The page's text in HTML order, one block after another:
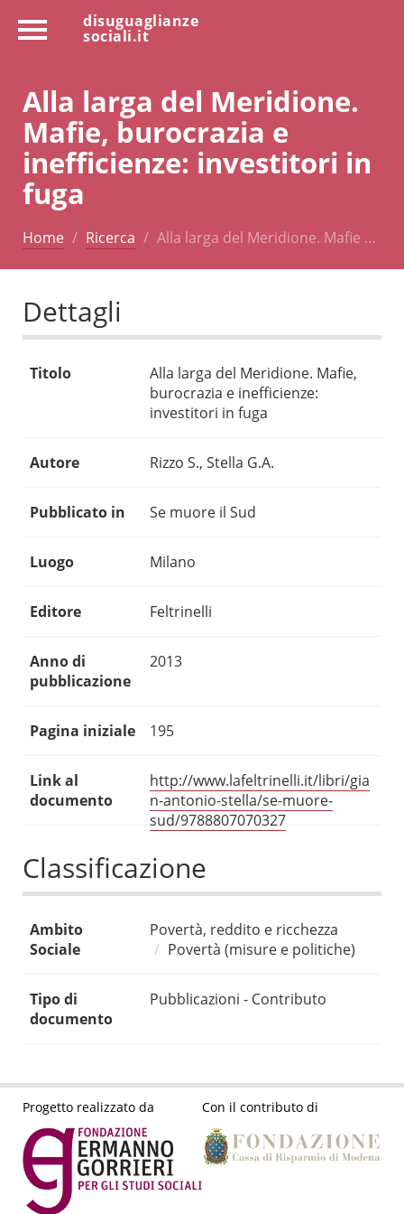
disuguaglianze
sociali.it
Alla larga del Meridione.
Mafie, burocrazia e
inefficienze: investitori in
fuga
Home Ricerca Alla larga del Meridione. Mafie …
Dettagli
Titolo
Alla larga del Meridione. Mafie,
burocrazia e inefficienze:
investitori in fuga
Autore Rizzo S., Stella G.A.
Pubblicato in Se muore il Sud
Luogo Milano
Editore Feltrinelli
Anno di
pubblicazione
2013
Pagina iniziale 195
Link al
documento
http://www.lafeltrinelli.it/libri/gia
n-antonio-stella/se-muore-
sud/9788807070327
Classificazione
Ambito
Sociale
Povertà, reddito e ricchezza
Povertà (misure e politiche)
Tipo di
documento
Pubblicazioni - Contributo
Progetto realizzato da Con il contributo di